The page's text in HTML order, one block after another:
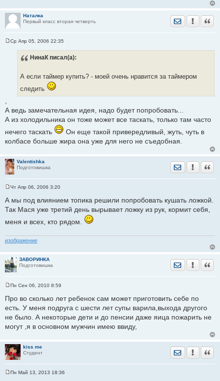
Наталка
Первый класс вторая четверть
Отправить
Ср Апр 05, 2006 22:35
НинаК писал(а):
А если таймер купить? - моей очень нравится за таймером
следить
А ведь замечательная идея, надо будет попробовать...
А из холодильника он тоже может все таскать, только там часто
нечего таскать
Он еще такой привередливый, жуть, чуть в
колбасе больше жира она уже для него не съедобная.
Valentishka
Подготовишка
Отправить
о
б
е
е
Чт Апр 06, 2006 3:20
А мы под влиянием топика решили попробовать кушать ложкой.
Так Мася уже третий день вырывает ложку из рук, кормит себя,
меня и всех, кто рядом.
изображение
ЗАВОРИНКА
Подготовишка
Отправить
о
б
е
н
Пн Сен 06, 2010 8:59
Про во сколько лет ребенок сам может приготовить себе по
есть. У меня подруга с шести лет супы варила,выхода другого
не было. А некоторые дети и до пенсии даже яица пожарить не
могут ,я в основном мужчин имею ввиду,
kiss me
Студент
Отправить
Пн Май 13, 2013 18:36